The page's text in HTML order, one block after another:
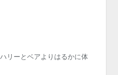
リーとベアよりはるかに体